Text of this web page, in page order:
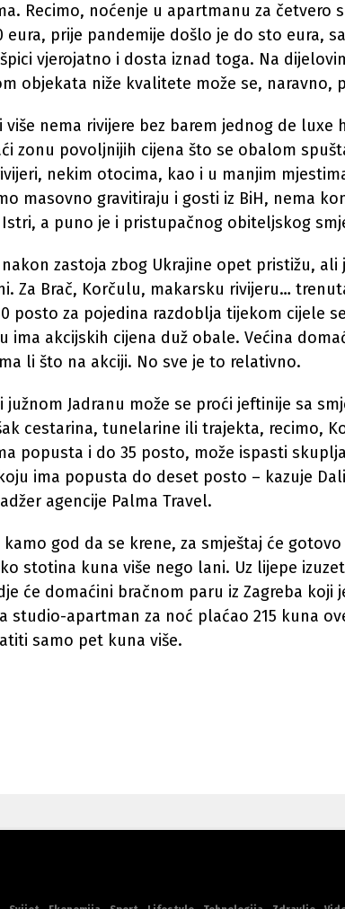
Recimo, noćenje u apartmanu za četvero
eura, prije pandemije došlo je do sto eura,
vjerojatno i dosta iznad toga. Na
objekata niže kvalitete može se, naravno,
više nema rivijere bez barem jednog de luxe
zonu povoljnijih cijena što se obalom
nekim otocima, kao i u manjim
masovno gravitiraju i gosti iz BiH, nema
a puno je i pristupačnog obiteljskog
nakon zastoja zbog Ukrajine opet pristižu, ali
Za Brač, Korčulu, makarsku rivijeru…
posto za pojedina razdoblja tijekom cijele
ima akcijskih cijena duž obale. Većina
li što na akciji. No sve je to relativno.
južnom Jadranu može se proći jeftinije sa
cestarina, tunelarine ili trajekta, recimo,
popusta i do 35 posto, može ispasti
ima popusta do deset posto – kazuje
agencije Palma Travel.
kamo god da se krene, za smještaj će
stotina kuna više nego lani. Uz lijepe
će domaćini bračnom paru iz Zagreba koji
studio-apartman za noć plaćao 215 kuna
samo pet kuna više.